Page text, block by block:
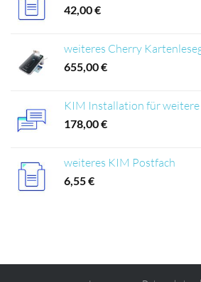
42,00€
weiteres Cherry
655,00€
KIM Installation für
178,00€
weiteres KIM Postfach
6,55€